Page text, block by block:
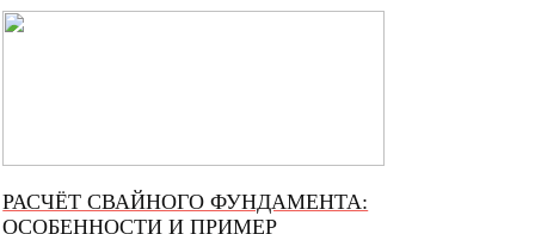
РАСЧЁТ СВАЙНОГО ФУНДАМЕНТА:
ОСОБЕННОСТИ И ПРИМЕР